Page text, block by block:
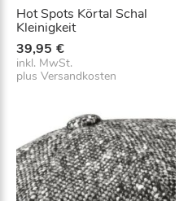
Hot Spots Körtal Schal
Kleinigkeit
39,95 €
inkl. MwSt.
plus Versandkosten